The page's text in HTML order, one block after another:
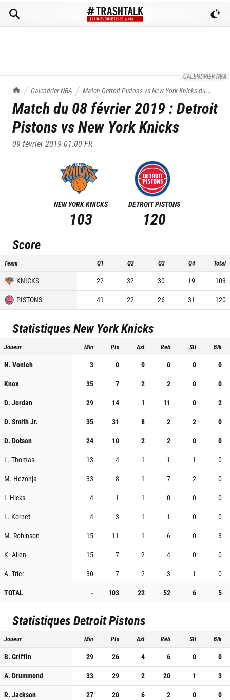
CALENDRIER NBA
TrashTalk Actu NBA
Calendrier NBA Match Detroit Pistons vsNew York Knicksdu
08/02/2019
Match du 08 février 2019 :Detroit
Pistons vsNew York Knicks
09 février 2019 01:00FR
NEW YORK KNICKS
103
DETROIT PISTONS
120
Score
Team Q1 Q2 Q3 Q4 Total
KNICKS 22 32 30 19
103
PISTONS
41 22 26 31 120
StatistiquesNew York Knicks
Joueur Min Pts Ast Reb Stl Blk
N. Vonleh 3 0 0 0 0
0
Knox
35 7 2 2 0
0
D. Jordan
29 14 1 11 0
2
D. Smith Jr.
35 31 8 2 2
0
D. Dotson
24 10 2 2 0
0
L. Thomas
13 4 1 1 1
0
M. Hezonja
33 8 1 7 2
0
I. Hicks
4 1 1 0 0
0
L. Kornet
4 3 1 1 0
0
M. Robinson
15 11 1 6 0
3
K. Allen
15 7 2 4 0
0
A. Trier
30 7 2 3 1
0
TOTAL
- 103 22 52 6 5
StatistiquesDetroit Pistons
Joueur Min Pts Ast Reb Stl Blk
B. Griffin 29 26 4 6 0
0
A. Drummond
33 29 2 20 1
3
R. Jackson
27 20 6 2 0
0